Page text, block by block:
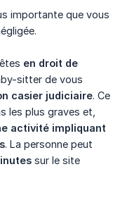
importante que vous
en droit de
sitter de vous
casier judiciaire. Ce
les plus graves et,
activité impliquant
. La personne peut
sur le site